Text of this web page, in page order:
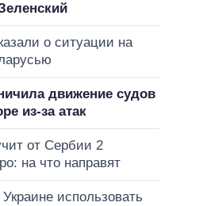
о ситуации на
движение судов
из-за атак
от Сербии 2
на что направят
использовать